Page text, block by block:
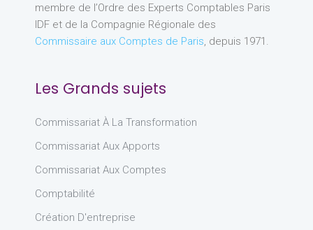
membre de l’Ordre des Experts Comptables Paris
IDF et de la Compagnie Régionale des
Commissaire aux Comptes de Paris, depuis 1971.
Les Grands sujets
Commissariat À La Transformation
Commissariat Aux Apports
Commissariat Aux Comptes
Comptabilité
Création D'entreprise